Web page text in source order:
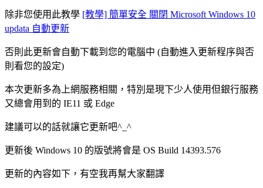
除非您使用此教學 [教學] 簡單安全 關閉 Microsoft Windows 10
updata 自動更新
否則此更新會自動下載到您的電腦中 (自動進入更新程序與否
則看您的設定)
本次更新多為上網服務相關，特別是現下少人使用但銀行服務
又總會用到的 IE11 或 Edge
建議可以的話就讓它更新吧^_^
更新後 Windows 10 的版號將會是 OS Build 14393.576
更新的內容如下，有空我再幫大家翻譯